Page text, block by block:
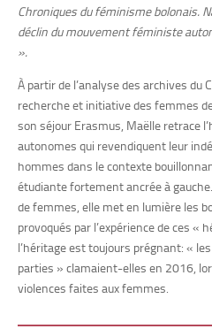
Chroniques du féminisme bolonais.
déclin du mouvement féministe
».
À partir de l’analyse des archives du
recherche et initiative des femmes
son séjour Erasmus, Maëlle retrace
autonomes qui revendiquent leur
hommes dans le contexte
étudiante fortement ancrée à
de femmes, elle met en lumière les
provoqués par l’expérience de ces «
l’héritage est toujours prégnant: «
parties » clamaient-elles en 2016,
violences faites aux femmes.